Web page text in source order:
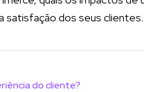
satisfação dos seus clientes.
do cliente?